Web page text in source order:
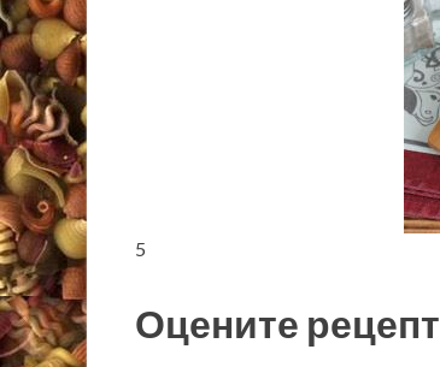
5
Оцените рецепт